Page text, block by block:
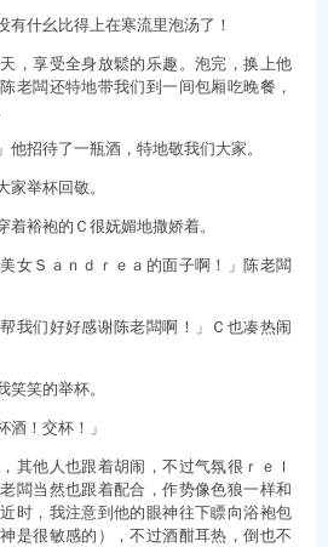
有什幺比得上在寒流里泡汤了！
，享受全身放鬆的乐趣。泡完，换上他
老闆还特地带我们到一间包厢吃晚餐，
他招待了一瓶酒，特地敬我们大家。
家举杯回敬。
着裕袍的Ｃ很妩媚地撒娇着。
女Ｓａｎｄｒｅａ的面子啊！」陈老闆
我们好好感谢陈老闆啊！」Ｃ也凑热闹
笑笑的举杯。
酒！交杯！」
其他人也跟着胡闹，不过气氛很ｒｅｌ
闆当然也跟着配合，作势像色狼一样和
时，我注意到他的眼神往下瞟向浴袍包
是很敏感的），不过酒酣耳热，倒也不